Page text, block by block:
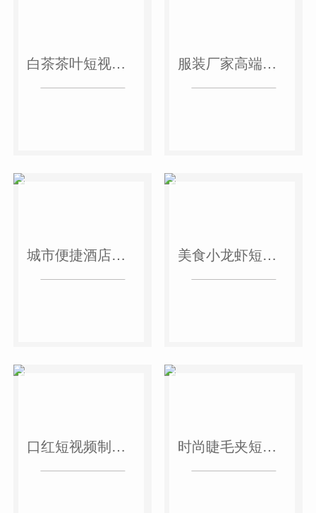
白茶茶叶短视频作品 服装厂家高端短视频作品
城市便捷酒店短视频案例 美食小龙虾短视频案例
口红短视频制作案例 时尚睫毛夹短视频案例